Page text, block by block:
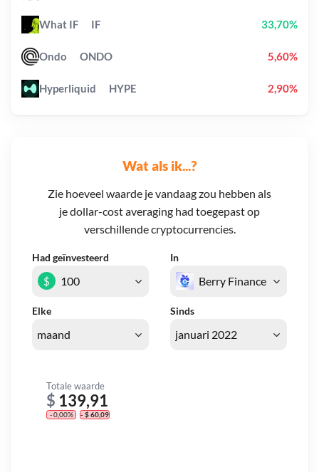
Wat als ik...?
Zie hoeveel waarde je vandaag zou hebben als
je dollar-cost averaging had toegepast op
verschillende cryptocurrencies.
Had geïnvesteerd In
Elke Sinds
$
Totale waarde
$ 139,91
- 0,00% - $ 60,09
What IF IF 33,70%
Ondo ONDO 5,60%
Hyperliquid HYPE 2,90%